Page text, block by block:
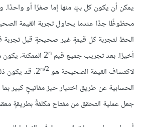
يمكن أن يكون كل بتٍ منها إما صفرًا أو واحدًا.
محظوظًا جدًا عندما يحاول تجربة القيمة
الحظ لتجربة كل قيمةٍ غير صحيحةٍ قبل تجربة
أخيرًا. بعد تجريب جميع قيم 2 n
الممكنة،
لاكتشاف القيمة الصحيحة هو 2n/2 . قد يكون
الحسابية عن طريق اختيار حيز مفاتيحٍ كبير
جعل عملية التحقق من مفتاح مكلفةً بطريقةٍ